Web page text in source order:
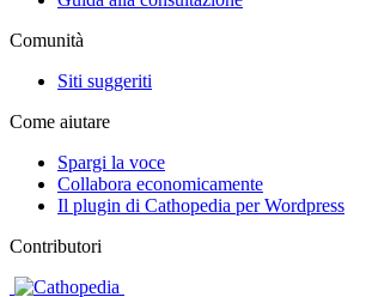
Comunità
Siti suggeriti
Come aiutare
Spargi la voce
Collabora economicamente
Il plugin di Cathopedia per Wordpress
Contributori